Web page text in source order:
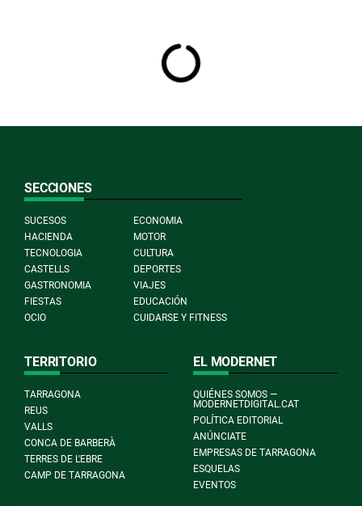
SECCIONES
SUCESOS
ECONOMIA
HACIENDA
MOTOR
TECNOLOGIA
CULTURA
CASTELLS
DEPORTES
GASTRONOMIA
VIAJES
FIESTAS
EDUCACIÓN
OCIO
CUIDARSE Y FITNESS
TERRITORIO
TARRAGONA
REUS
VALLS
CONCA DE BARBERÀ
TERRES DE L'EBRE
CAMP DE TARRAGONA
EL MODERNET
QUIÉNES SOMOS —
MODERNETDIGITAL.CAT
POLÍTICA EDITORIAL
ANÚNCIATE
EMPRESAS DE TARRAGONA
ESQUELAS
EVENTOS